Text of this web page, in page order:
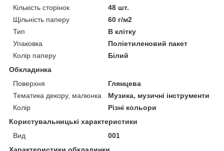
Кількість сторінок
48 шт.
Щільність паперу
60 г/м2
Тип
В клітку
Упаковка
Поліетиленовий пакет
Колір паперу
Білий
Обкладинка
Поверхня
Глянцева
Тематика декору, малюнка
Музика, музичні інструменти
Колір
Різні кольори
Користувальницькі характеристики
Вид
001
Характеристики обкладинки